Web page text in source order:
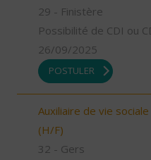
29 - Finistère
Possibilité de CDI ou
26/09/2025
POSTULER
Auxiliaire de vie
(H/F)
32 - Gers